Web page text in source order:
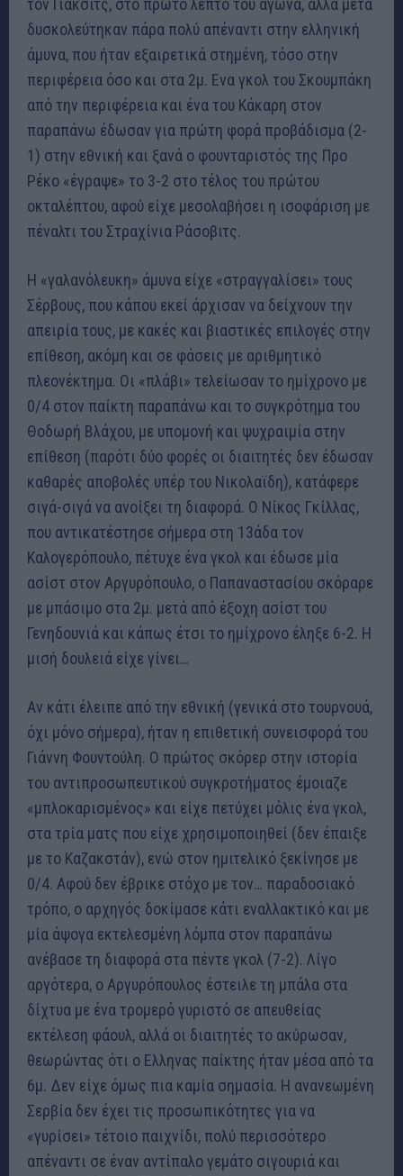
τον Γιάκσιτς, στο πρώτο λεπτό του αγώνα, αλλά μετά
δυσκολεύτηκαν πάρα πολύ απέναντι στην ελληνική
άμυνα, που ήταν εξαιρετικά στημένη, τόσο στην
περιφέρεια όσο και στα 2μ. Ενα γκολ του Σκουμπάκη
από την περιφέρεια και ένα του Κάκαρη στον
παραπάνω έδωσαν για πρώτη φορά προβάδισμα (2-
1) στην εθνική και ξανά ο φουνταριστός της Προ
Ρέκο «έγραψε» το 3-2 στο τέλος του πρώτου
οκταλέπτου, αφού είχε μεσολαβήσει η ισοφάριση με
πέναλτι του Στραχίνια Ράσοβιτς.
Η «γαλανόλευκη» άμυνα είχε «στραγγαλίσει» τους
Σέρβους, που κάπου εκεί άρχισαν να δείχνουν την
απειρία τους, με κακές και βιαστικές επιλογές στην
επίθεση, ακόμη και σε φάσεις με αριθμητικό
πλεονέκτημα. Οι «πλάβι» τελείωσαν το ημίχρονο με
0/4 στον παίκτη παραπάνω και το συγκρότημα του
Θοδωρή Βλάχου, με υπομονή και ψυχραιμία στην
επίθεση (παρότι δύο φορές οι διαιτητές δεν έδωσαν
καθαρές αποβολές υπέρ του Νικολαϊδη), κατάφερε
σιγά-σιγά να ανοίξει τη διαφορά. Ο Νίκος Γκίλλας,
που αντικατέστησε σήμερα στη 13άδα τον
Καλογερόπουλο, πέτυχε ένα γκολ και έδωσε μία
ασίστ στον Αργυρόπουλο, ο Παπαναστασίου σκόραρε
με μπάσιμο στα 2μ. μετά από έξοχη ασίστ του
Γενηδουνιά και κάπως έτσι το ημίχρονο έληξε 6-2. Η
μισή δουλειά είχε γίνει…
Αν κάτι έλειπε από την εθνική (γενικά στο τουρνουά,
όχι μόνο σήμερα), ήταν η επιθετική συνεισφορά του
Γιάννη Φουντούλη. Ο πρώτος σκόρερ στην ιστορία
του αντιπροσωπευτικού συγκροτήματος έμοιαζε
«μπλοκαρισμένος» και είχε πετύχει μόλις ένα γκολ,
στα τρία ματς που είχε χρησιμοποιηθεί (δεν έπαιξε
με το Καζακστάν), ενώ στον ημιτελικό ξεκίνησε με
0/4. Αφού δεν έβρικε στόχο με τον… παραδοσιακό
τρόπο, ο αρχηγός δοκίμασε κάτι εναλλακτικό και με
μία άψογα εκτελεσμένη λόμπα στον παραπάνω
ανέβασε τη διαφορά στα πέντε γκολ (7-2). Λίγο
αργότερα, ο Αργυρόπουλος έστειλε τη μπάλα στα
δίχτυα με ένα τρομερό γυριστό σε απευθείας
εκτέλεση φάουλ, αλλά οι διαιτητές το ακύρωσαν,
θεωρώντας ότι ο Ελληνας παίκτης ήταν μέσα από τα
6μ. Δεν είχε όμως πια καμία σημασία. Η ανανεωμένη
Σερβία δεν έχει τις προσωπικότητες για να
«γυρίσει» τέτοιο παιχνίδι, πολύ περισσότερο
απέναντι σε έναν αντίπαλο γεμάτο σιγουριά και